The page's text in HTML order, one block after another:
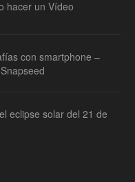
hacer un Vídeo
con smartphone –
eclipse solar del 21 de